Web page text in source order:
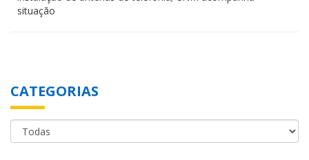
situação
CATEGORIAS